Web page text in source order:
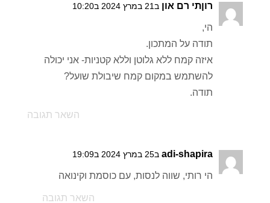
רוןתי רם און ב21 במרץ 2024 ב10:20
הי,
תודה על המתכון.
איזה קמח ללא גלוטן וללא קטניות- אני יכולה
להשתמש במקום קמח שיבולת שועל?
תודה.
השאר תגובה
adi-shapira ב25 במרץ 2024 ב19:09
הי רותי, שווה לנסות, עם כוסמת וקינואה
השאר תגובה